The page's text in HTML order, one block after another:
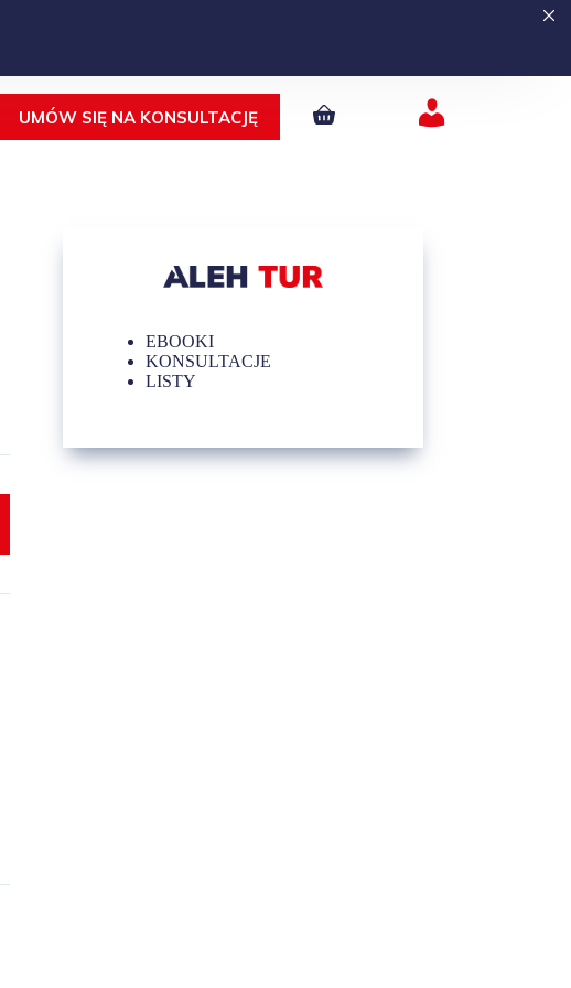
UMÓW SIĘ NA KONSULTACJĘ Moje konto
EBOOKI
KONSULTACJE
LISTY